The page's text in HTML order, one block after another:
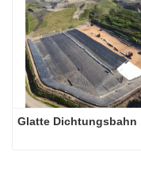
Glatte Dichtungsbahn